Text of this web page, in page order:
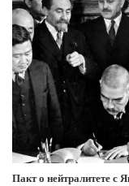
Пакт о нейтралитете с